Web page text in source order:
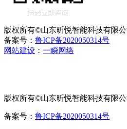
版权所有©山东昕悦智能科技有限公
备案号： 鲁ICP备2020050314号
网站建设 ： 一瞬网络
版权所有©山东昕悦智能科技有限公
备案号： 鲁ICP备2020050314号